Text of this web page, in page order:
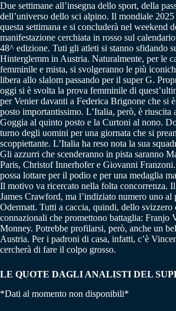
Due settimane all’insegna dello sport, della
dell’universo dello sci alpino. Il mondiale 2025
questa settimana e si concluderà nel weekend
manifestazione cerchiata in rosso sul
48^ edizione. Tuti gli atleti si stanno sfidando
Hinterglemm in Austria. Naturalmente, per le
femminile e mista, si svolgeranno le più
libera allo slalom passando per il super G.
oggi si è svolta la prova femminile di
per Venier davanti a Federica Brignone che si
posto importantissimo. L’Italia, però, è riuscita
Goggia al quinto posto e la Curtoni al nono.
turno degli uomini per una giornata che si
scoppiettante. L’Italia ha reso nota la sua
Gli azzurri che scenderanno in pista saranno
Paris, Christof Innerhofer e Giovanni Franzoni.
possa lottare per il podio e per una medaglia
Il motivo va ricercato nella folta concorrenza.
James Crawford, ma l’indiziato numero uno
Odermatt. Tutti a caccia, quindi, dello svizzero
connazionali che promettono battaglia: Franjo
Monney. Potrebbe profilarsi, però, anche un
Austria. Per i padroni di casa, infatti, c’è
cercherà di fare il colpo grosso.
LE QUOTE DAGLI ANALISTI DEL
*Dati al momento non disponibili*